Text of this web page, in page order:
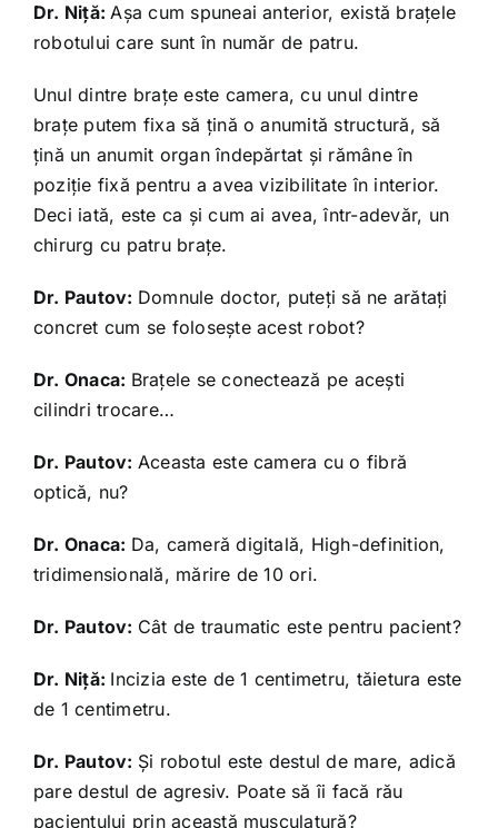
Dr. Niţă:Aşa cum spuneai anterior, există braţele
robotului care sunt în număr de patru.
Unul dintre braţe este camera, cu unul dintre
braţe putem fixa să ţină o anumită structură, să
ţină un anumit organ îndepărtat şi rămâne în
poziţie fixă pentru a avea vizibilitate în interior.
Deci iată, este ca şi cum ai avea, într-adevăr, un
chirurg cu patru braţe.
Dr. Pautov: Domnule doctor, puteţi să ne arătaţi
concret cum se foloseşte acest robot?
Dr. Onaca: Braţele se conectează pe aceşti
cilindri trocare…
Dr. Pautov: Aceasta este camera cu o fibră
optică, nu?
Dr. Onaca: Da, cameră digitală, High-definition,
tridimensională, mărire de 10 ori.
Dr. Pautov: Cât de traumatic este pentru pacient?
Dr. Niţă: Incizia este de 1 centimetru, tăietura este
de 1 centimetru.
Dr. Pautov: Şi robotul este destul de mare, adică
pare destul de agresiv. Poate să îi facă rău
pacientului prin această musculatură?